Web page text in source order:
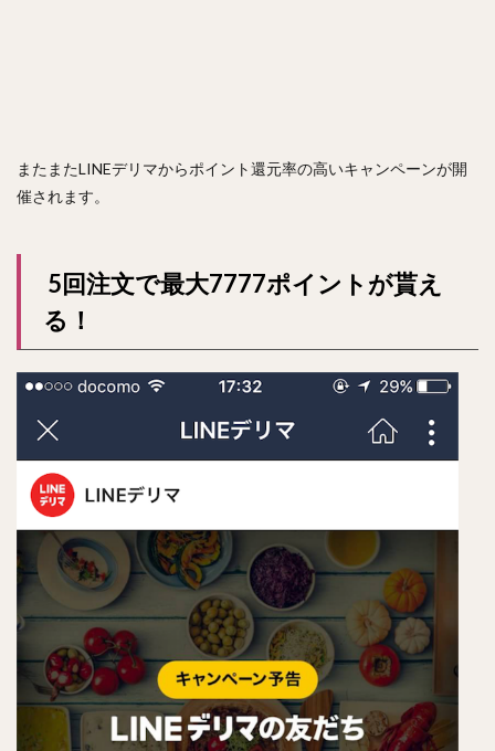
またまたLINEデリマからポイント還元率の高いキャンペーンが開
催されます。
5回注文で最大7777ポイントが貰え
る！